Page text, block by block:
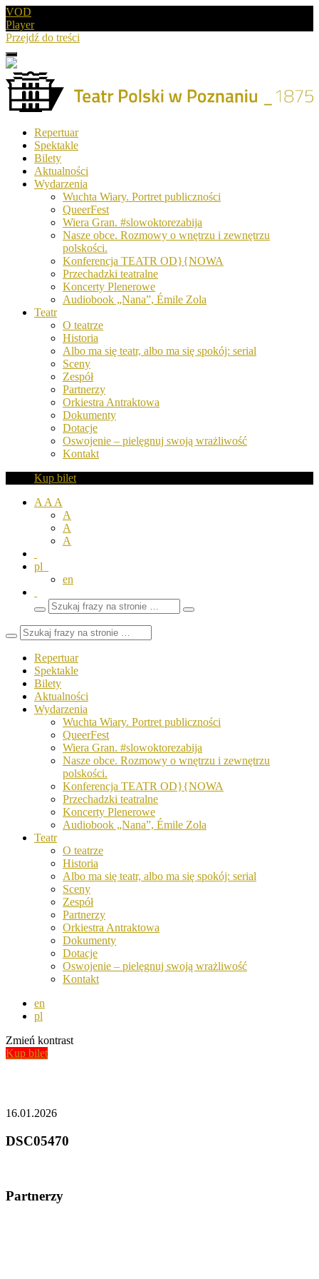
VOD
Player
Przejdź do treści
Menu
Drugie
logo
Teatr
Polski
Poznaniu
Repertuar
Spektakle
Bilety
Aktualności
Wydarzenia
Wuchta Wiary. Portret publiczności
QueerFest
Wiera Gran. #slowoktorezabija
Nasze obce. Rozmowy o wnętrzu i zewnętrzu
polskości.
Konferencja TEATR OD}{NOWA
Przechadzki teatralne
Koncerty Plenerowe
Audiobook „Nana”, Émile Zola
Teatr
O teatrze
Historia
Albo ma się teatr, albo ma się spokój: serial
Sceny
Zespół
Partnerzy
Orkiestra Antraktowa
Dokumenty
Dotacje
Oswojenie – pielęgnuj swoją wrażliwość
Kontakt
Kup bilet
A A A
A
A
A
pl
en
Wyszukaj
frazy
Zamknij
Repertuar
Spektakle
Bilety
Aktualności
Wydarzenia
Wuchta Wiary. Portret publiczności
QueerFest
Wiera Gran. #slowoktorezabija
Nasze obce. Rozmowy o wnętrzu i zewnętrzu
polskości.
Konferencja TEATR OD}{NOWA
Przechadzki teatralne
Koncerty Plenerowe
Audiobook „Nana”, Émile Zola
Teatr
O teatrze
Historia
Albo ma się teatr, albo ma się spokój: serial
Sceny
Zespół
Partnerzy
Orkiestra Antraktowa
Dokumenty
Dotacje
Oswojenie – pielęgnuj swoją wrażliwość
Kontakt
en
pl
Zmień kontrast
Kup bilet
16.01.2026
DSC05470
Partnerzy